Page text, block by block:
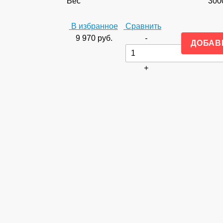
В избранное
Сравнить
9 970 руб. -
+